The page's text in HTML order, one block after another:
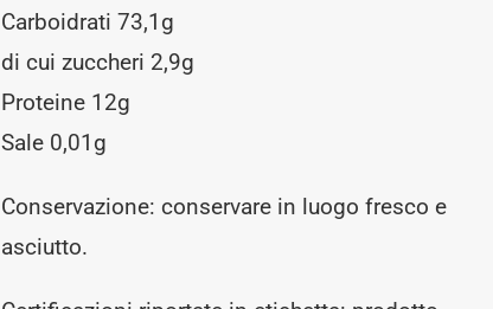
Carboidrati 73,1g
di cui zuccheri 2,9g
Proteine 12g
Sale 0,01g
Conservazione: conservare in luogo fresco e
asciutto.